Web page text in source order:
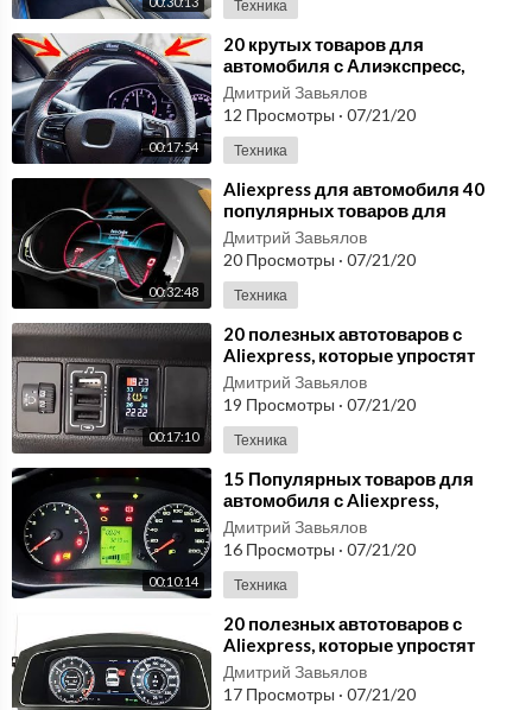
Техника
00:17:54
⁣20 крутых товаров для
автомобиля с Алиэкспресс,
автотовары с Aliexpress
Дмитрий Завьялов
12 Просмотры · 07/21/20
Техника
00:32:48
⁣Aliexpress для автомобиля 40
популярных товаров для
автомобиля с алиэкспресс
Дмитрий Завьялов
20 Просмотры · 07/21/20
Техника
00:17:10
⁣20 полезных автотоваров с
Aliexpress, которые упростят
жизнь любому автовладельцу
№44
Дмитрий Завьялов
19 Просмотры · 07/21/20
Техника
00:10:14
⁣15 Популярных товаров для
автомобиля с Aliexpress,
подборка лучших автотоваров #2
Дмитрий Завьялов
16 Просмотры · 07/21/20
Техника
⁣20 полезных автотоваров с
Aliexpress, которые упростят
жизнь любому автовладельцу
№43
Дмитрий Завьялов
17 Просмотры · 07/21/20